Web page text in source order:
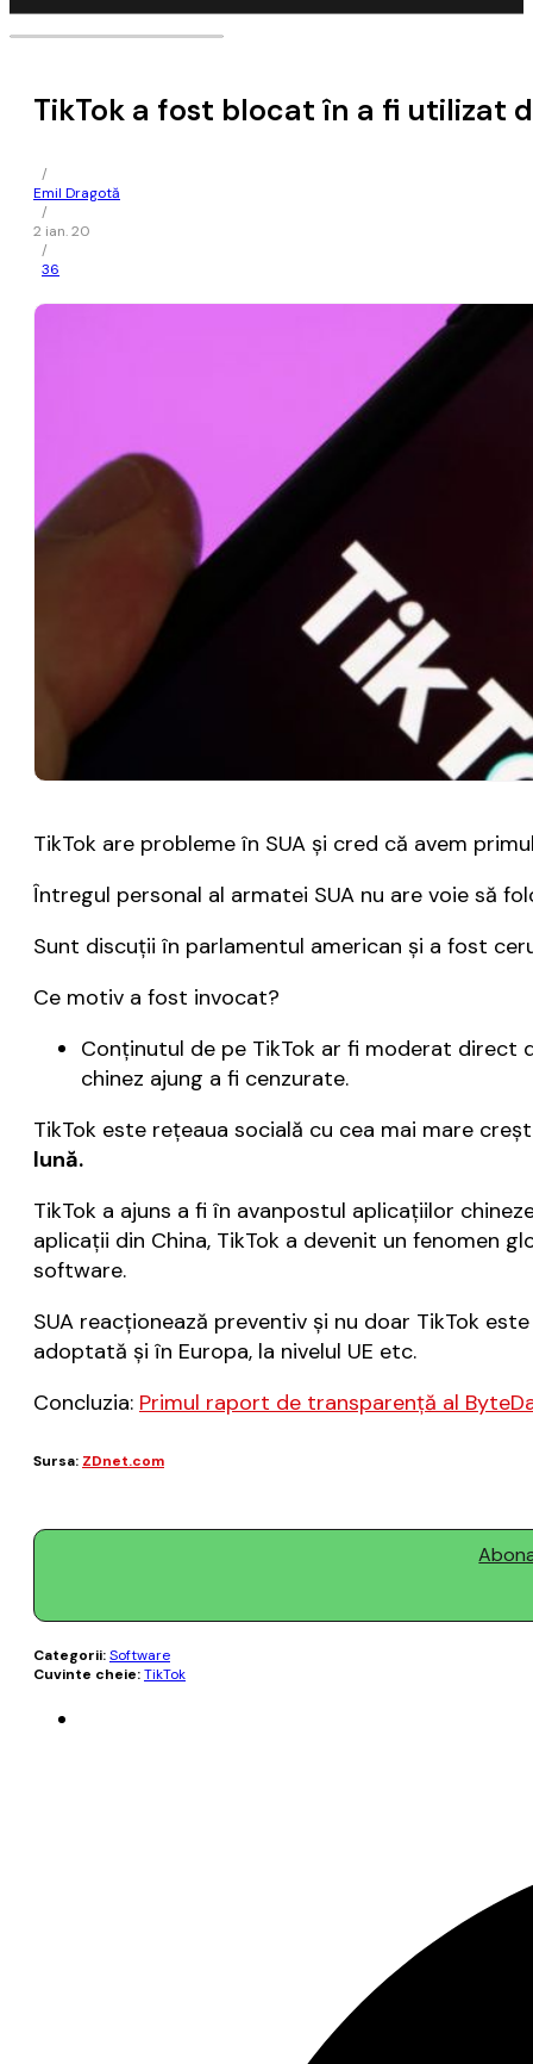
TikTok a fost blocat în a fi utilizat
/
Emil Dragotă
/
2 ian. 20
/
36
TikTok are probleme în SUA și cred că avem
Întregul personal al armatei SUA nu are voie să
Sunt discuții în parlamentul american și a fost
Ce motiv a fost invocat?
Conținutul de pe TikTok ar fi moderat direct
chinez ajung a fi cenzurate.
TikTok este rețeaua socială cu cea mai mare
lună.
TikTok a ajuns a fi în avanpostul aplicațiilor
aplicații din China, TikTok a devenit un fenomen
software.
SUA reacționează preventiv și nu doar TikTok
adoptată și în Europa, la nivelul UE etc.
Concluzia: Primul raport de transparență al
Sursa: ZDnet.com
Categorii:Software
Cuvinte cheie:TikTok